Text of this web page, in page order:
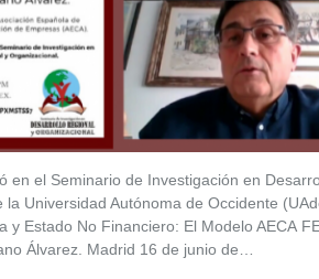
en el Seminario de Investigación en
la Universidad Autónoma de Occidente
y Estado No Financiero: El Modelo AECA
Álvarez. Madrid 16 de junio de…